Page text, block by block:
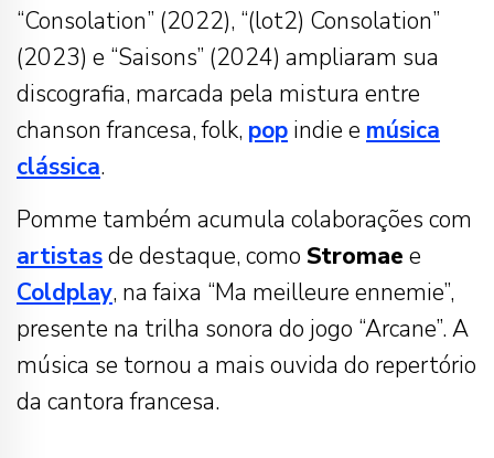
“Consolation” (2022), “(lot2) Consolation”
(2023) e “Saisons” (2024) ampliaram sua
discografia, marcada pela mistura entre
chanson francesa, folk, pop indie e música
clássica.
Pomme também acumula colaborações com
artistasde destaque, como Stromae e
Coldplay, na faixa “Ma meilleure ennemie”,
presente na trilha sonora do jogo “Arcane”. A
música se tornou a mais ouvida do repertório
da cantora francesa.